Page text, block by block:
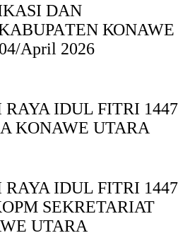
DAN
ΚΟNAWE
April 2026
IDUL FITRI 1447
KONAWE UTARA
IDUL FITRI 1447
SEKRETARIAT
UTARA